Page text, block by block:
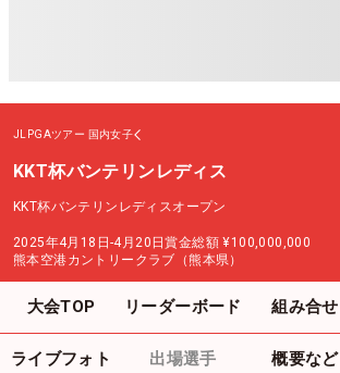
JLPGAツアー 国内女子
KKT杯バンテリンレディス
KKT杯バンテリンレディスオープン
2025年4月18日-4月20日賞金総額 ¥100,000,000
熊本空港カントリークラブ（熊本県）
大会TOP リーダーボード 組み合せ
ライブフォト 出場選手 概要など